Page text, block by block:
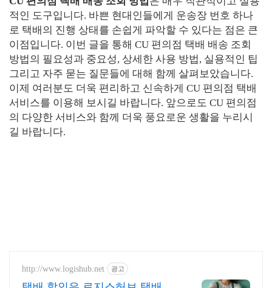
적인 도구입니다. 바쁜 현대인들에게 운송장 번호 하나
로 택배의 진행 상태를 손쉽게 파악할 수 있다는 점은 큰
이점입니다. 이번 글을 통해 CU 편의점 택배 배송 조회
방법의 필요성과 중요성, 상세한 사용 방법, 실용적인 팁
그리고 자주 묻는 질문들에 대해 함께 살펴보았습니다.
이제 여러분도 더욱 편리하고 신속하게 CU 편의점 택배
서비스를 이용해 보시길 바랍니다. 앞으로도 CU 편의점
의 다양한 서비스와 함께 더욱 풍요로운 생활을 누리시
길 바랍니다.
http://www.logishub.net 광고